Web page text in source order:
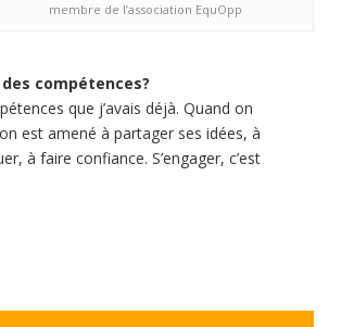
membre de l’association EquOpp
compétences?
que j’avais déjà. Quand on
est amené à partager ses idées, à
à faire confiance. S’engager, c’est